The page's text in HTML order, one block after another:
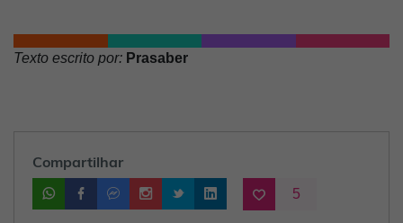
Texto escrito por: Prasaber
Compartilhar
5